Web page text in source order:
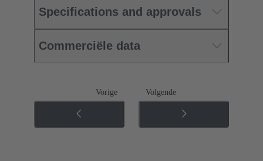
Specifications and approvals
Commerciële data
Vorige Volgende